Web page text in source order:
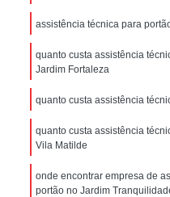
Instalação de Portão
Portão Automático
Portão Eletrônico
Empresa de
Manutenção de Motor
Manutenção de Portão
assistência técnica para
quanto custa assistência
Jardim Fortaleza
quanto custa assistência
quanto custa assistência
Vila Matilde
onde encontrar empresa de
portão no Jardim